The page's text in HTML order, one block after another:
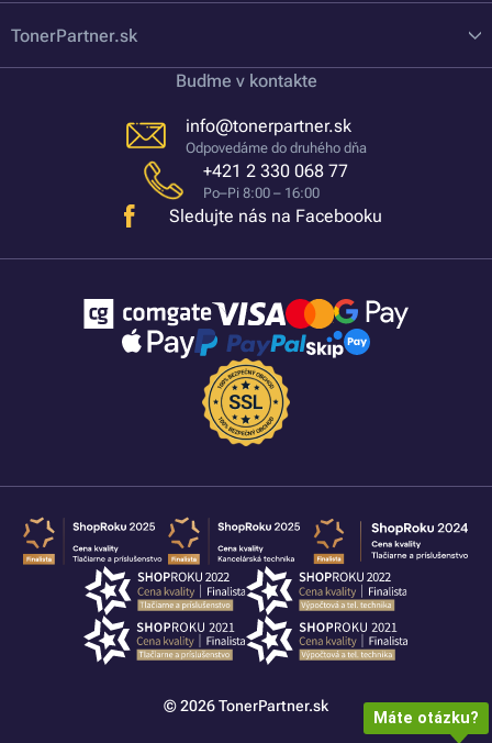
TonerPartner.sk
Buďme v kontakte
info@tonerpartner.sk
Odpovedáme do druhého dňa
+421 2 330 068 77
Po–Pi 8:00 – 16:00
Sledujte nás na Facebooku
© 2026 TonerPartner.sk
Máte otázku?